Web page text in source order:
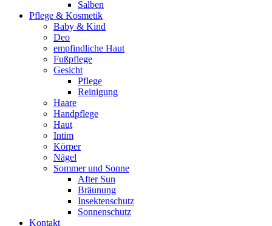
Salben
Pflege & Kosmetik
Baby & Kind
Deo
empfindliche Haut
Fußpflege
Gesicht
Pflege
Reinigung
Haare
Handpflege
Haut
Intim
Körper
Nägel
Sommer und Sonne
After Sun
Bräunung
Insektenschutz
Sonnenschutz
Kontakt